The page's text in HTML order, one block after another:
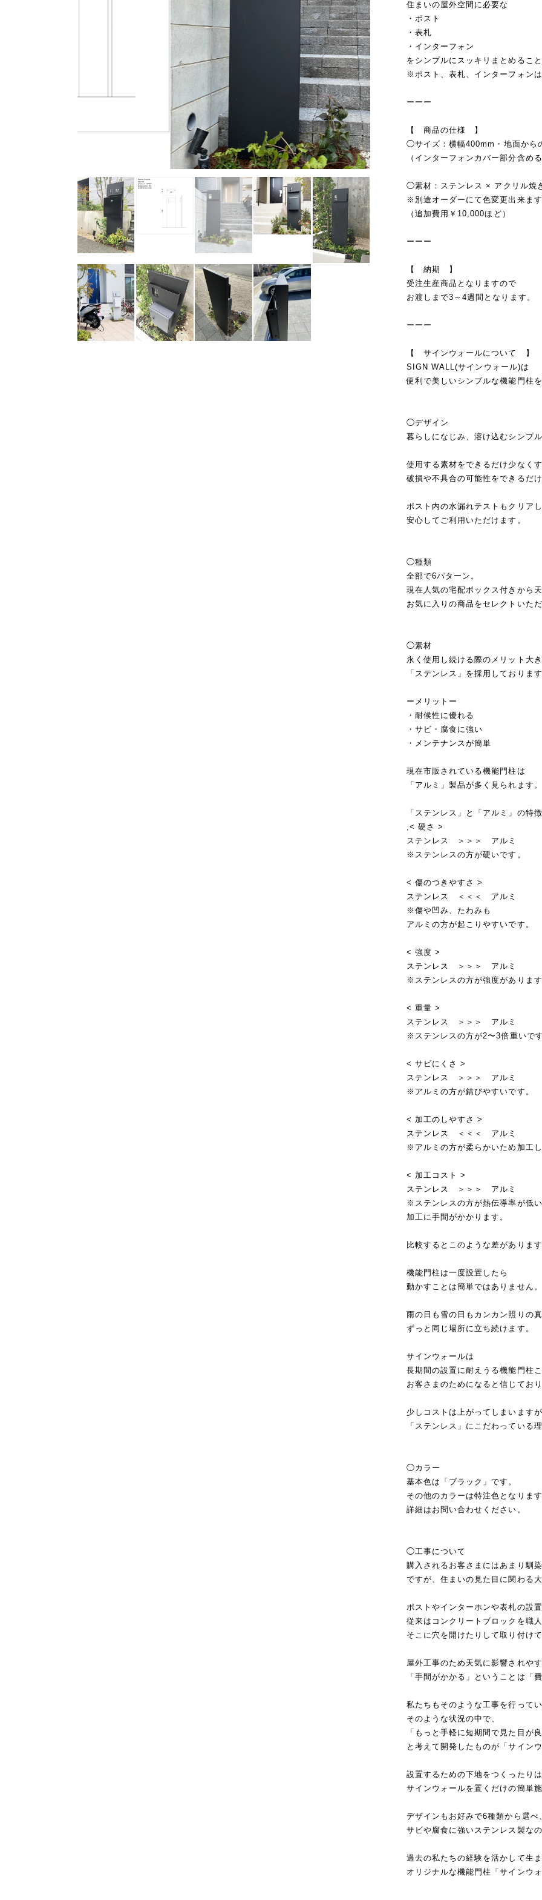
住まいの屋外空間に必要な
・ポスト
・表札
・インターフォン
をシンプルにスッキリまとめるこ
※ポスト、表札、インターフォンは
ーーー
【 商品の仕様 】
◯サイズ：横幅400mm・地面から
（インターフォンカバー部分含める
◯素材：ステンレス × アクリル焼
※別途オーダーにて色変更出来ます
（追加費用￥10,000ほど）
ーーー
【 納期 】
受注生産商品となりますので
お渡しまで3～4週間となります。
ーーー
【 サインウォールについて 】
SIGN WALL(サインウォール)は
便利で美しいシンプルな機能門柱
◯デザイン
暮らしになじみ、溶け込むシンプル
使用する素材をできるだけ少なくす
破損や不具合の可能性をできるだけ
ポスト内の水漏れテストもクリア
安心してご利用いただけます。
◯種類
全部で6パターン。
現在人気の宅配ボックス付きから
お気に入りの商品をセレクトいただ
◯素材
永く使用し続ける際のメリット大
「ステンレス」を採用しております
ーメリットー
・耐候性に優れる
・サビ・腐食に強い
・メンテナンスが簡単
現在市販されている機能門柱は
「アルミ」製品が多く見られます。
「ステンレス」と「アルミ」の特
,< 硬さ >
ステンレス ＞＞＞ アルミ
※ステンレスの方が硬いです。
< 傷のつきやすさ >
ステンレス ＜＜＜ アルミ
※傷や凹み、たわみも
アルミの方が起こりやすいです。
< 強度 >
ステンレス ＞＞＞ アルミ
※ステンレスの方が強度があります
< 重量 >
ステンレス ＞＞＞ アルミ
※ステンレスの方が2〜3倍重いです
< サビにくさ >
ステンレス ＞＞＞ アルミ
※アルミの方が錆びやすいです。
< 加工のしやすさ >
ステンレス ＜＜＜ アルミ
※アルミの方が柔らかいため加工し
< 加工コスト >
ステンレス ＞＞＞ アルミ
※ステンレスの方が熱伝導率が低
加工に手間がかかります。
比較するとこのような差があります
機能門柱は一度設置したら
動かすことは簡単ではありません。
雨の日も雪の日もカンカン照りの
ずっと同じ場所に立ち続けます。
サインウォールは
長期間の設置に耐えうる機能門柱
お客さまのためになると信じており
少しコストは上がってしまいますが
「ステンレス」にこだわっている
◯カラー
基本色は「ブラック」です。
その他のカラーは特注色となります
詳細はお問い合わせください。
◯工事について
購入されるお客さまにはあまり馴
ですが、住まいの見た目に関わる
ポストやインターホンや表札の設置
従来はコンクリートブロックを職
そこに穴を開けたりして取り付けて
屋外工事のため天気に影響されや
「手間がかかる」ということは「
私たちもそのような工事を行って
そのような状況の中で、
「もっと手軽に短期間で見た目が
と考えて開発したものが「サイン
設置するための下地をつくったりは
サインウォールを置くだけの簡単施
デザインもお好みで6種類から選べ
サビや腐食に強いステンレス製な
過去の私たちの経験を活かして生
オリジナルな機能門柱「サインウォ